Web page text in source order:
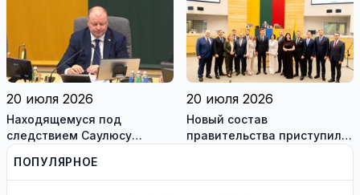
сотрудникам, и
работодателям
20 июля 2026
Находящемуся под
следствием Саулюсу
Сквернялису временно
разрешили выехать за
границу
20 июля 2026
Новый состав
правительства приступил к
ПОПУЛЯРНОЕ